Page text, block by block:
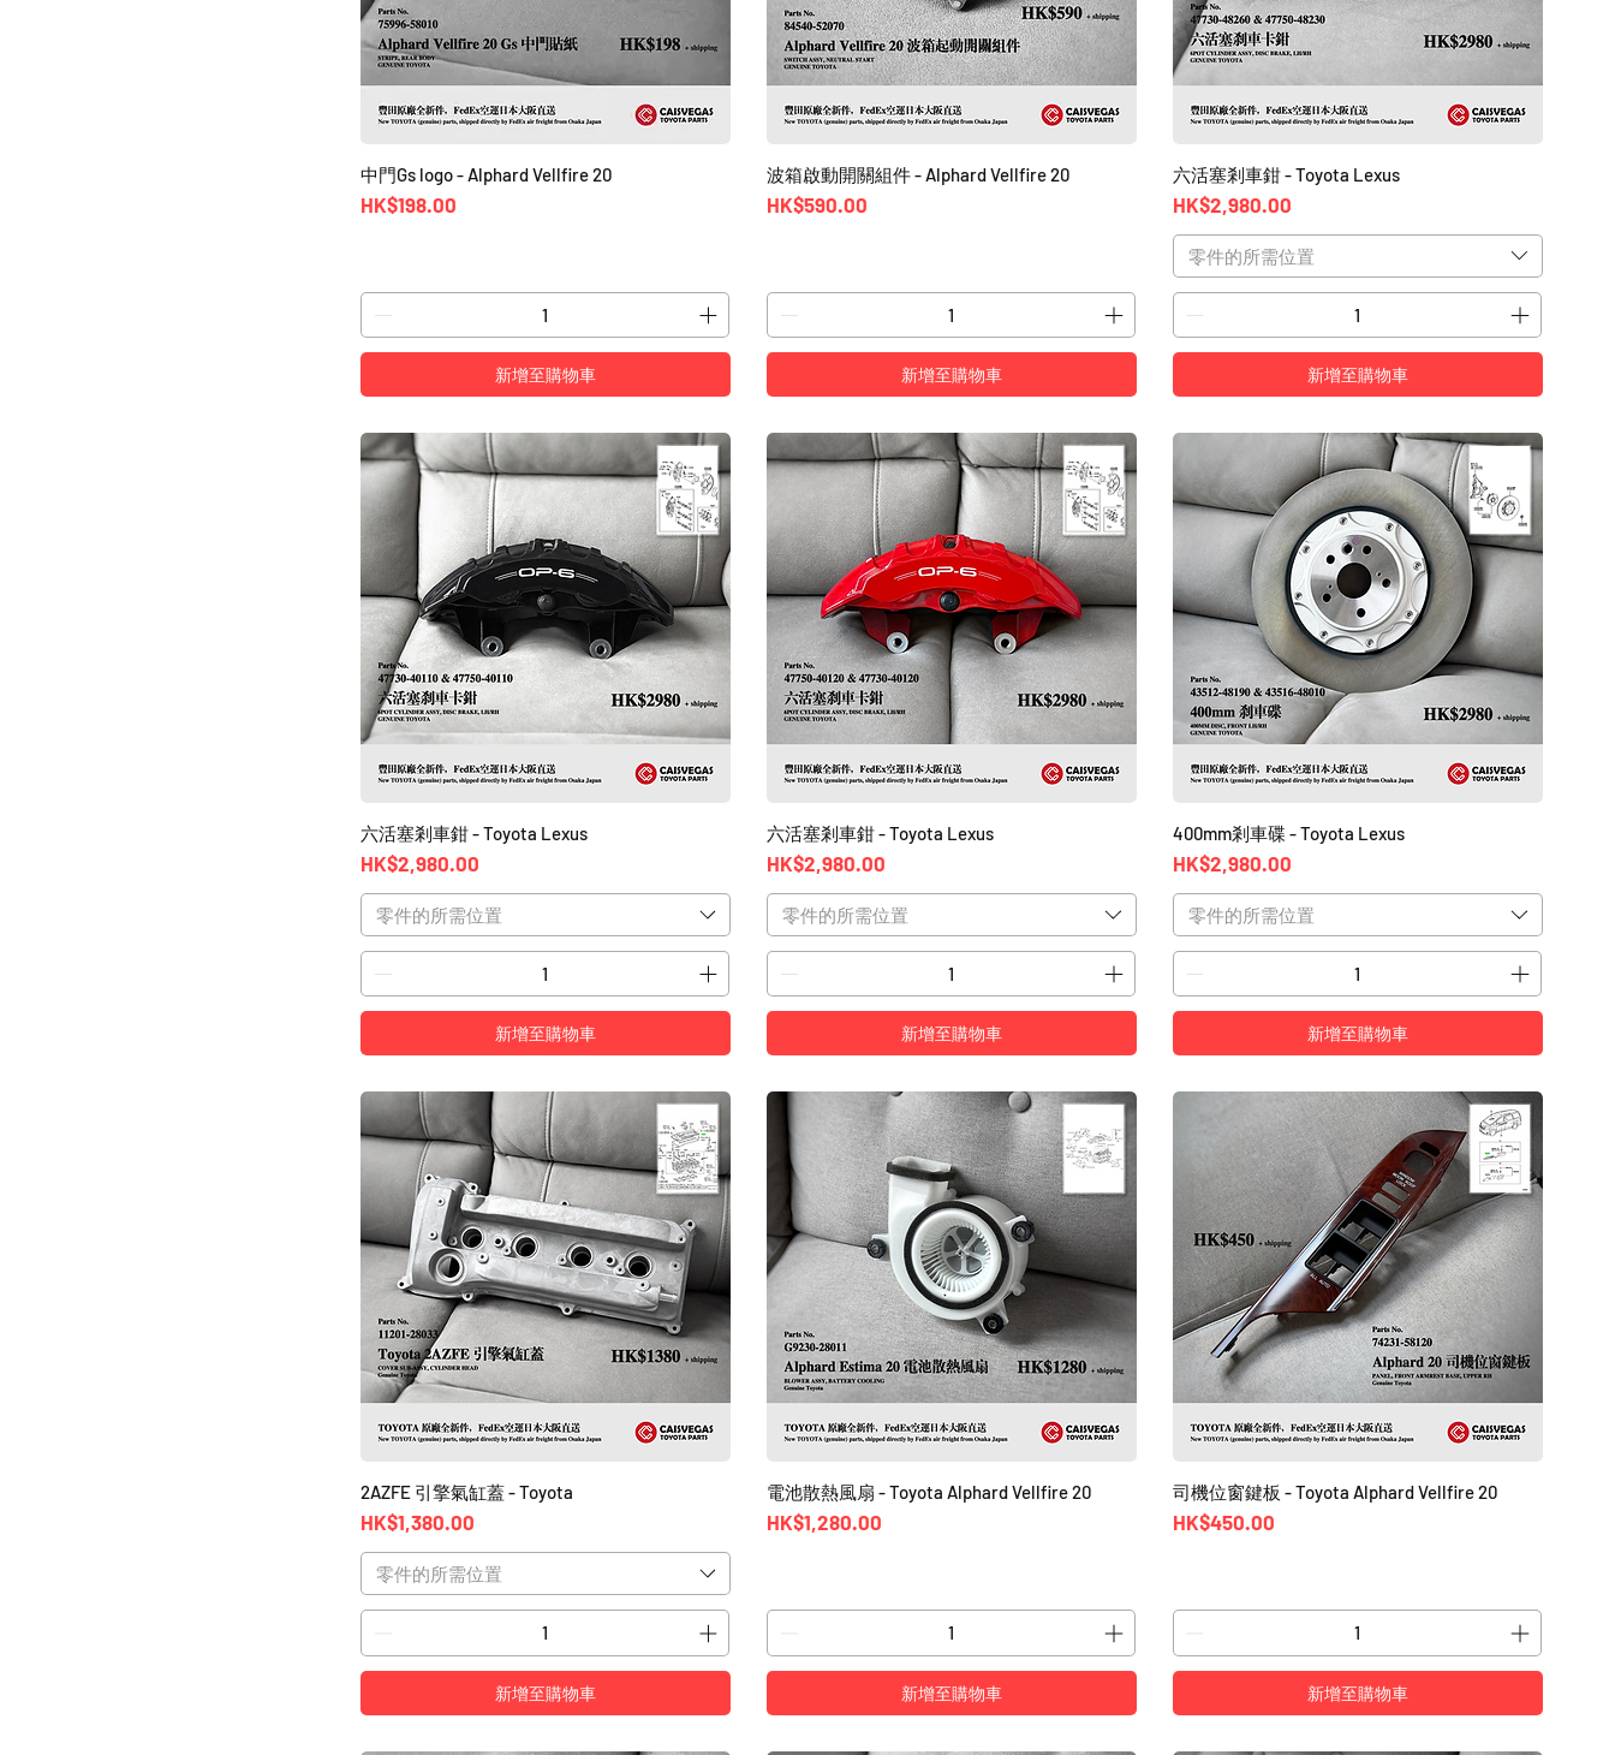
中門Gs logo - Alphard Vellfire 20
價格
HK$198.00
新增至購物車
波箱啟動開關組件 - Alphard Vellfire 20
價格
HK$590.00
新增至購物車
六活塞剎車鉗 - Toyota Lexus
價格
HK$2,980.00
零件的所需位置
新增至購物車
六活塞剎車鉗 - Toyota Lexus
價格
HK$2,980.00
零件的所需位置
新增至購物車
六活塞剎車鉗 - Toyota Lexus
價格
HK$2,980.00
零件的所需位置
新增至購物車
400mm剎車碟 - Toyota Lexus
價格
HK$2,980.00
零件的所需位置
新增至購物車
2AZFE 引擎氣缸蓋 - Toyota
價格
HK$1,380.00
零件的所需位置
新增至購物車
電池散熱風扇 - Toyota Alphard Vellfire 20
價格
HK$1,280.00
新增至購物車
司機位窗鍵板 - Toyota Alphard Vellfire 20
價格
HK$450.00
新增至購物車